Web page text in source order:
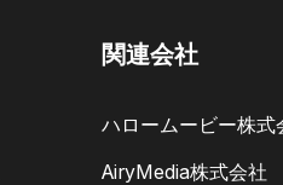
関連会社
ハロームービー株式
AiryMedia株式会社